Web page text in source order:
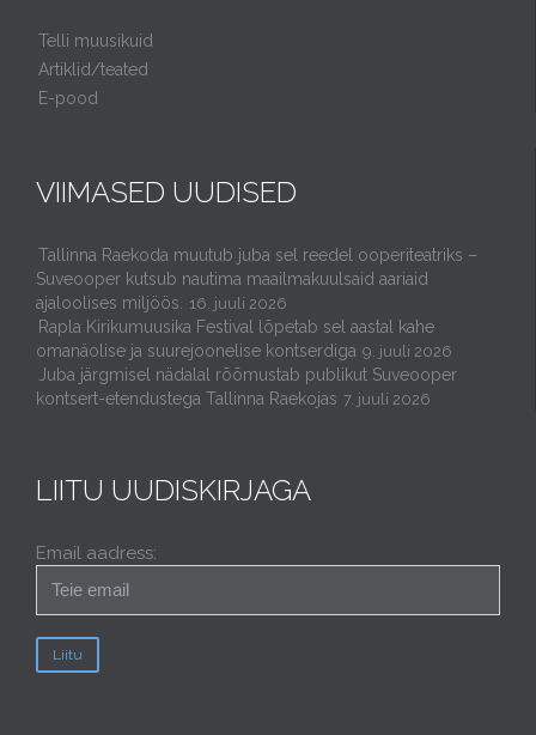
Telli muusikuid
Artiklid/teated
E-pood
VIIMASED UUDISED
Tallinna Raekoda muutub juba sel reedel ooperiteatriks –
Suveooper kutsub nautima maailmakuulsaid aariaid
ajaloolises miljöös.
16. juuli 2026
Rapla Kirikumuusika Festival lõpetab sel aastal kahe
omanäolise ja suurejoonelise kontserdiga 9. juuli 2026
Juba järgmisel nädalal rõõmustab publikut Suveooper
kontsert-etendustega Tallinna Raekojas 7. juuli 2026
LIITU UUDISKIRJAGA
Email aadress: